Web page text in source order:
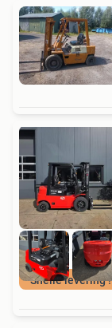
Snelle levering !